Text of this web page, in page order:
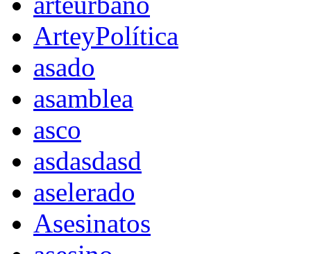
ArteyPolítica
asado
asamblea
asco
asdasdasd
aselerado
Asesinatos